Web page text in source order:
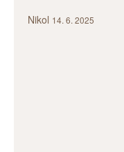
Nikol 14. 6. 2025